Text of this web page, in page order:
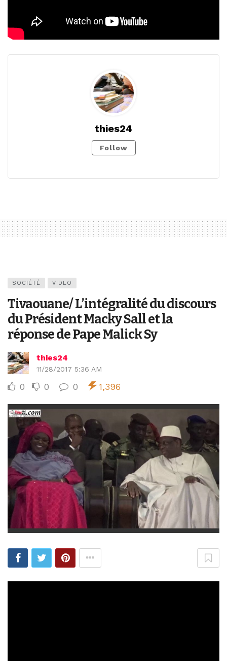
thies24
Follow
SOCIÉTÉ VIDEO
Tivaouane/ L’intégralité du discours
du Président Macky Sall et la
réponse de Pape Malick Sy
thies24
11/28/2017 5:36 AM
0 0 0 1,396